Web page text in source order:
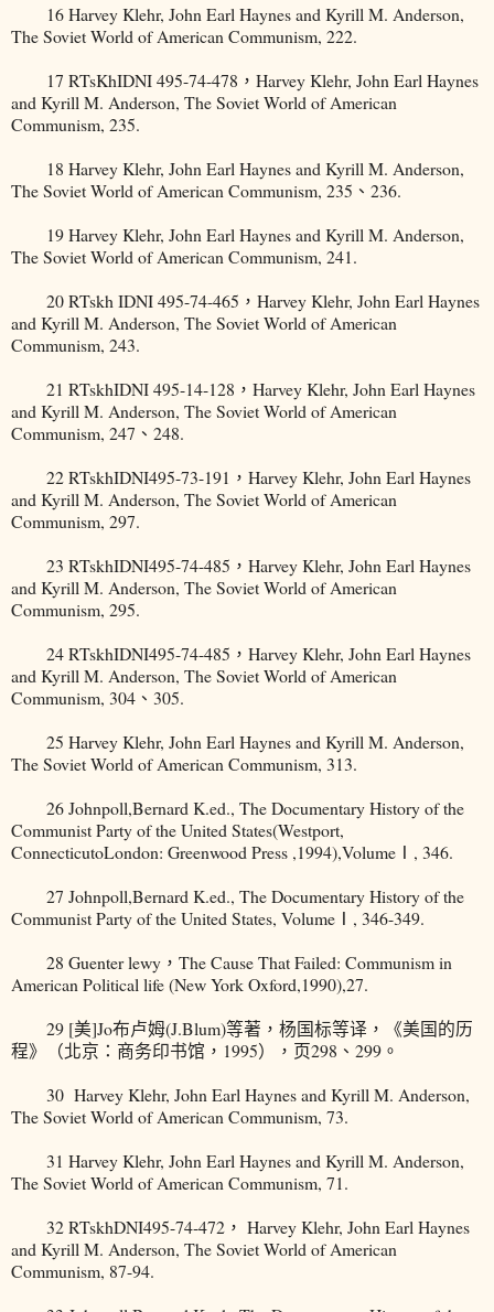
16 Harvey Klehr, John Earl Haynes and Kyrill M. Anderson,
The Soviet World of American Communism, 222.
17 RTsKhIDNI 495-74-478，Harvey Klehr, John Earl Haynes
and Kyrill M. Anderson, The Soviet World of American
Communism, 235.
18 Harvey Klehr, John Earl Haynes and Kyrill M. Anderson,
The Soviet World of American Communism, 235、236.
19 Harvey Klehr, John Earl Haynes and Kyrill M. Anderson,
The Soviet World of American Communism, 241.
20 RTskh IDNI 495-74-465，Harvey Klehr, John Earl Haynes
and Kyrill M. Anderson, The Soviet World of American
Communism, 243.
21 RTskhIDNI 495-14-128，Harvey Klehr, John Earl Haynes
and Kyrill M. Anderson, The Soviet World of American
Communism, 247、248.
22 RTskhIDNI495-73-191，Harvey Klehr, John Earl Haynes
and Kyrill M. Anderson, The Soviet World of American
Communism, 297.
23 RTskhIDNI495-74-485，Harvey Klehr, John Earl Haynes
and Kyrill M. Anderson, The Soviet World of American
Communism, 295.
24 RTskhIDNI495-74-485，Harvey Klehr, John Earl Haynes
and Kyrill M. Anderson, The Soviet World of American
Communism, 304、305.
25 Harvey Klehr, John Earl Haynes and Kyrill M. Anderson,
The Soviet World of American Communism, 313.
26 Johnpoll,Bernard K.ed., The Documentary History of the
Communist Party of the United States(Westport,
ConnecticutoLondon: Greenwood Press ,1994),VolumeⅠ, 346.
27 Johnpoll,Bernard K.ed., The Documentary History of the
Communist Party of the United States, VolumeⅠ, 346-349.
28 Guenter lewy，The Cause That Failed: Communism in
American Political life (New York Oxford,1990),27.
29 [美]Jo布卢姆(J.Blum)等著，杨国标等译，《美国的历
程》（北京：商务印书馆，1995），页298、299。
30 Harvey Klehr, John Earl Haynes and Kyrill M. Anderson,
The Soviet World of American Communism, 73.
31 Harvey Klehr, John Earl Haynes and Kyrill M. Anderson,
The Soviet World of American Communism, 71.
32 RTskhDNI495-74-472， Harvey Klehr, John Earl Haynes
and Kyrill M. Anderson, The Soviet World of American
Communism, 87-94.